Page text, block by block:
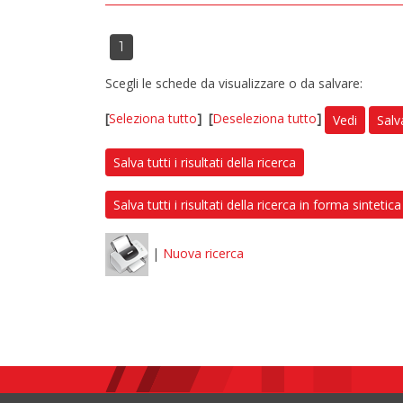
1
Scegli le schede da visualizzare o da salvare:
[Seleziona tutto] [Deseleziona tutto] Vedi
Salva tutti i risultati della ricerca
Salva tutti i risultati della ricerca in forma sintetica
| Nuova ricerca